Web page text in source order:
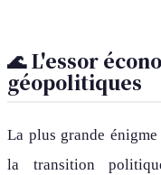
🌊 L'essor
géopolitiques
La plus grande
la transition